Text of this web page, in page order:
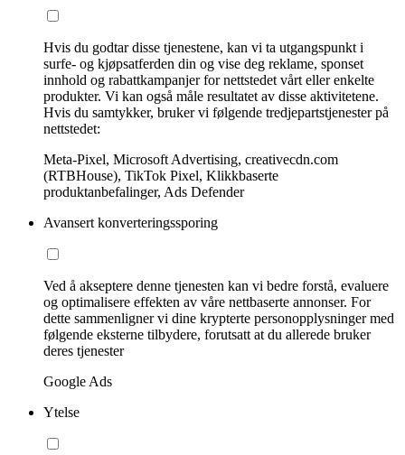
Hvis du godtar disse tjenestene, kan vi ta utgangspunkt i
surfe- og kjøpsatferden din og vise deg reklame, sponset
innhold og rabattkampanjer for nettstedet vårt eller enkelte
produkter. Vi kan også måle resultatet av disse aktivitetene.
Hvis du samtykker, bruker vi følgende tredjepartstjenester på
nettstedet:
Meta-Pixel, Microsoft Advertising, creativecdn.com
(RTBHouse), TikTok Pixel, Klikkbaserte
produktanbefalinger, Ads Defender
Avansert konverteringssporing
Ved å akseptere denne tjenesten kan vi bedre forstå, evaluere
og optimalisere effekten av våre nettbaserte annonser. For
dette sammenligner vi dine krypterte personopplysninger med
følgende eksterne tilbydere, forutsatt at du allerede bruker
deres tjenester
Google Ads
Ytelse